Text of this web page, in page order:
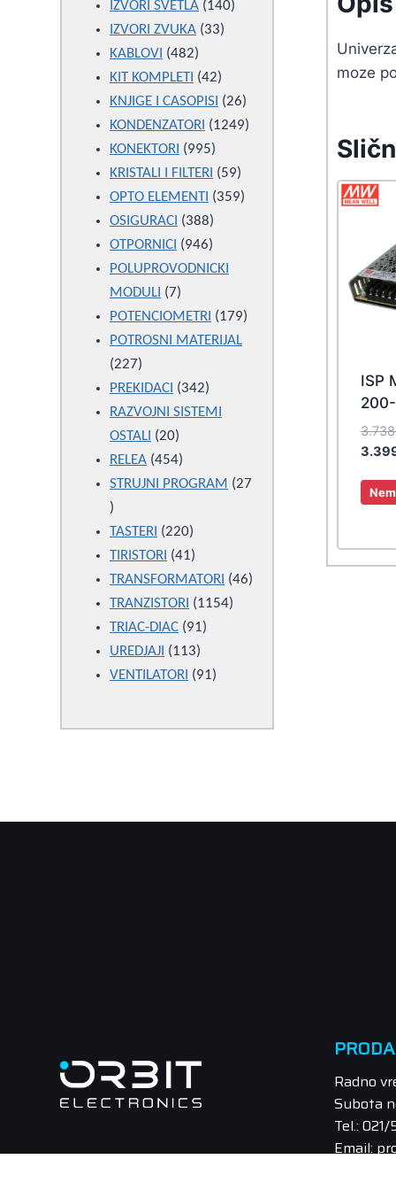
moze
ISP
products
IZVORI SVETLA 140140
IZVORI ZVUKA 3333
KABLOVI 482482
products
KIT KOMPLETI 4242
products
KNJIGE I CASOPISI 2626
products
KONDENZATORI 12491249
KONEKTORI 995995
products
KRISTALI I FILTERI 5959
products
OPTO ELEMENTI 359359
OSIGURACI 388388
products
OTPORNICI 946946
products
POLUPROVODNICKI
MODULI
77
products
POTENCIOMETRI 179179
POTROSNI MATERIJAL
227227
products
PREKIDACI 342342
products
RAZVOJNI SISTEMI
OSTALI
2020
products
RELEA 454454
products
STRUJNI PROGRAM
27
27
products
TASTERI 220220
products
TIRISTORI 4141
products
TRANSFORMATORI 4646
TRANZISTORI 11541154
TRIAC-DIAC 9191
UREDJAJI 113113
products
VENTILATORI 9191
Radno
Subota
Tel.: 021/
Email: